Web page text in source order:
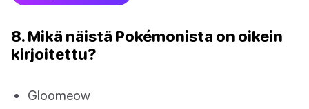
8. Mikä näistä Pokémonista on oikein
kirjoitettu?
Gloomeow